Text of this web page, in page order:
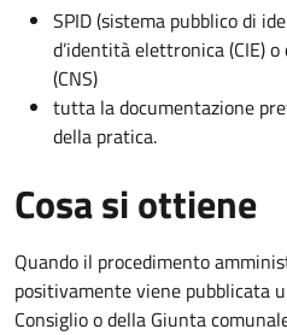
SPID (sistema pubblico di
d’identità elettronica (CIE)
(CNS)
tutta la documentazione
della pratica.
Cosa si ottiene
Quando il procedimento
positivamente viene pubblicata
Consiglio o della Giunta